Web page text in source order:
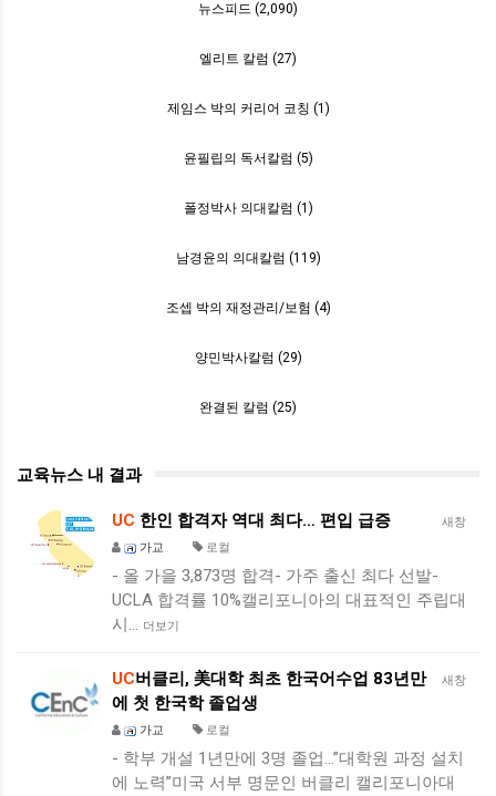
뉴스피드 (2,090)
엘리트 칼럼 (27)
제임스 박의 커리어 코칭 (1)
윤필립의 독서칼럼 (5)
폴정박사 의대칼럼 (1)
남경윤의 의대칼럼 (119)
조셉 박의 재정관리/보험 (4)
양민박사칼럼 (29)
완결된 칼럼 (25)
교육뉴스 내 결과
새창
UC 한인 합격자 역대 최다… 편입 급증
가교 로컬
- 올 가을 3,873명 합격- 가주 출신 최다 선발-
UCLA 합격률 10%캘리포니아의 대표적인 주립대
시… 더보기
새창
UC버클리, 美대학 최초 한국어수업 83년만
에 첫 한국학 졸업생
가교 로컬
- 학부 개설 1년만에 3명 졸업…”대학원 과정 설치
에 노력”미국 서부 명문인 버클리 캘리포니아대